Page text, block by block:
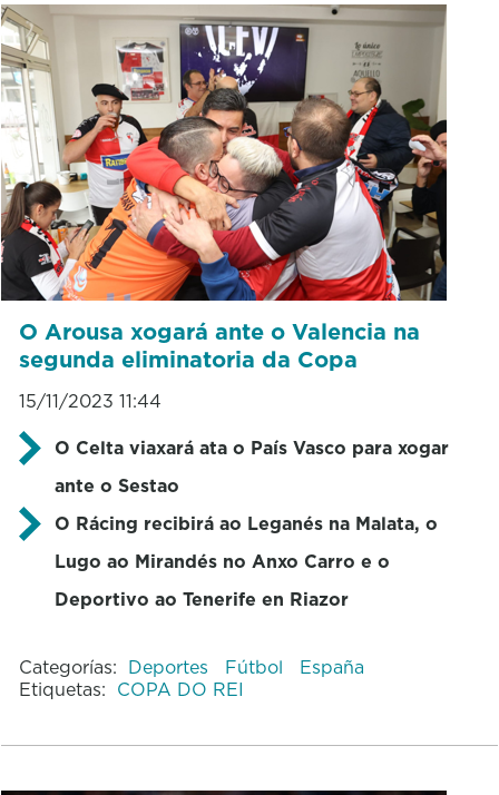
O Arousa xogará ante o Valencia na
segunda eliminatoria da Copa
15/11/2023 11:44
O Celta viaxará ata o País Vasco para xogar
ante o Sestao
O Rácing recibirá ao Leganés na Malata, o
Lugo ao Mirandés no Anxo Carro e o
Deportivo ao Tenerife en Riazor
Categorías: Deportes Fútbol
España
Etiquetas: COPA DO REI